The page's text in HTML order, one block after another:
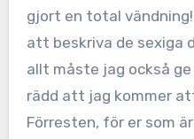
gjort en total
att beskriva de sexiga
allt måste jag också
rädd att jag kommer
Förresten, för er som